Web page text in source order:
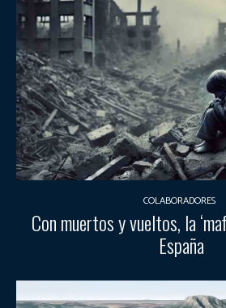
COLABORADORES
Con muertos y vueltos, la
España